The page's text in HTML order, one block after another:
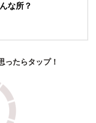
な所？
ったらタップ！